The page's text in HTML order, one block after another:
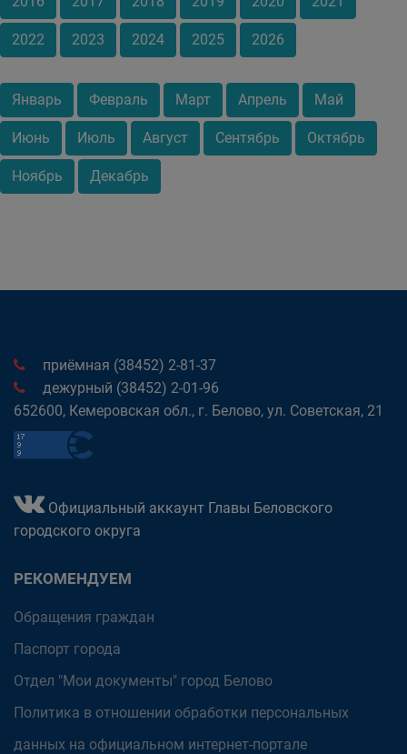
2022 2023 2024 2025 2026
Январь Февраль Март Апрель Май
Июнь Июль Август Сентябрь Октябрь
Ноябрь Декабрь
приёмная (38452) 2-81-37
дежурный (38452) 2-01-96
652600, Кемеровская обл., г. Белово, ул. Советская, 21
Официальный аккаунт Главы Беловского
городского округа
РЕКОМЕНДУЕМ
Обращения граждан
Паспорт города
Отдел "Мои документы" город Белово
Политика в отношении обработки персональных
данных на официальном интернет-портале